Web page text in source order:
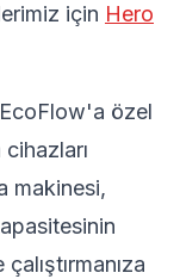
için Hero
EcoFlow'a özel
makinesi,